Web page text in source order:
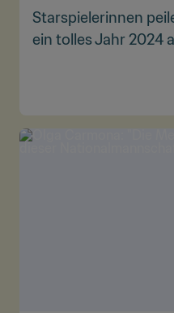
Starspielerinnen
ein tolles Jahr 2024